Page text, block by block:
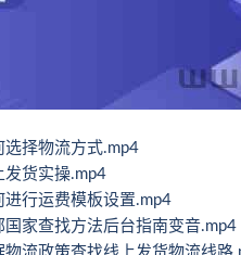
选择物流方式.mp4
发货实操.mp4
进行运费模板设置.mp4
国家查找方法后台指南变音.mp4